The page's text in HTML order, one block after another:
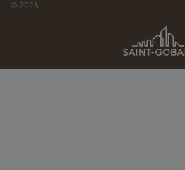
© 2026